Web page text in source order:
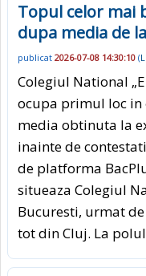
Topul celor mai
dupa media de
publicat 2026-07-08 14:30:10 (
Colegiul National
ocupa primul loc
media obtinuta la
inainte de
de platforma
situeaza Colegiul
Bucuresti, urmat
tot din Cluj. La